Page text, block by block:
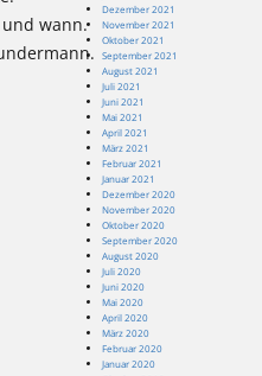
wann.
Dezember 2021
November 2021
Oktober 2021
September 2021
August 2021
Juli 2021
Juni 2021
Mai 2021
April 2021
März 2021
Februar 2021
Januar 2021
Dezember 2020
November 2020
Oktober 2020
September 2020
August 2020
Juli 2020
Juni 2020
Mai 2020
April 2020
März 2020
Februar 2020
Januar 2020